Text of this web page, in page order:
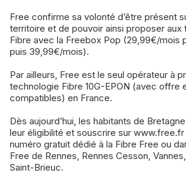
Free confirme sa volonté d’être présent
territoire et de pouvoir ainsi proposer aux
Fibre avec la Freebox Pop (29,99€/mois
puis 39,99€/mois).
Par ailleurs, Free est le seul opérateur à
technologie Fibre 10G-EPON (avec offre
compatibles) en France.
Dès aujourd’hui, les habitants de
leur éligibilité et souscrire sur www.free.fr
numéro gratuit dédié à la Fibre Free ou
Free de Rennes, Rennes Cesson,
Saint-Brieuc.